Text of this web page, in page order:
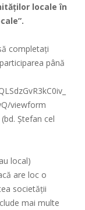
locale în
completați
până
LSdzGvR3kC0iv_
/viewform
Ștefan cel
local)
are loc o
societății
mai multe